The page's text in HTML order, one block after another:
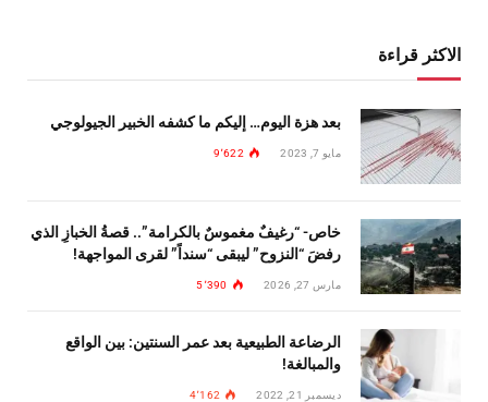
الاكثر قراءة
بعد هزة اليوم… إليكم ما كشفه الخبير الجيولوجي
مايو 7, 2023 9٬622
خاص- “رغيفٌ مغموسٌ بالكرامة”.. قصةُ الخبازِ الذي
رفضَ “النزوح” ليبقى “سنداً” لقرى المواجهة!
مارس 27, 2026 5٬390
الرضاعة الطبيعية بعد عمر السنتين: بين الواقع
والمبالغة!
ديسمبر 21, 2022 4٬162